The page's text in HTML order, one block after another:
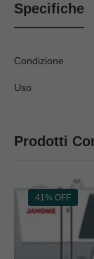
Specifiche
Condizione
Uso
Prodotti
41% OFF